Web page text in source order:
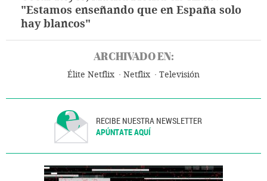
"Estamos enseñando que en España solo
hay blancos"
ARCHIVADO EN:
Élite Netflix Netflix Televisión
RECIBE NUESTRA NEWSLETTER
APÚNTATE AQUÍ